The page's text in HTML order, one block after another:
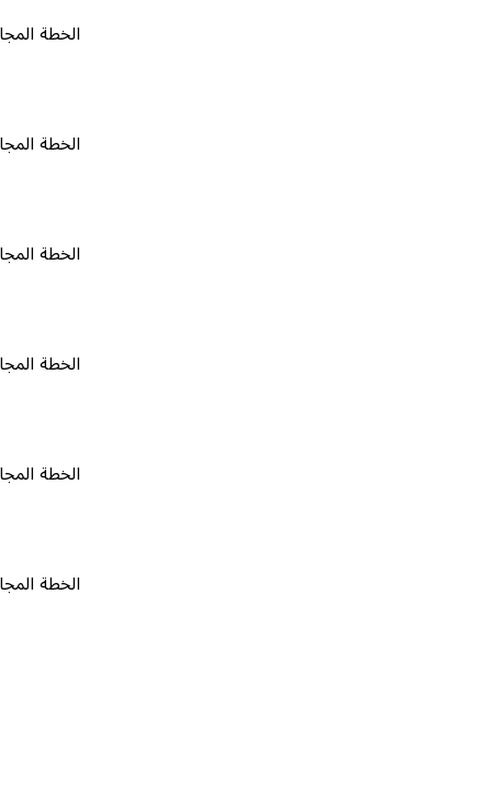
الخطة المجانية ٠
الخطة المجانية ٠
الخطة المجانية ٠
الخطة المجانية ٠
الخطة المجانية ٠
الخطة المجانية ٠